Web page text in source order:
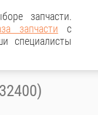
запчасти.
запчасти с
специалисты